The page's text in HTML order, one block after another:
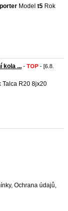
Model t5 Rok
kola ... - TOP - [6.8.
Talca R20 8jx20
, Ochrana údajů,